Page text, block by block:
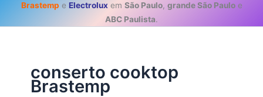
Brastemp e Electroluxem São Paulo, grande São Pauloe
ABC Paulista.
conserto cooktop
Brastemp